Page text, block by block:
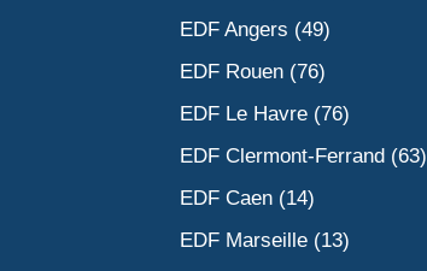
EDF Angers (49)
EDF Rouen (76)
EDF Le Havre (76)
EDF Clermont-Ferrand (63)
EDF Caen (14)
EDF Marseille (13)